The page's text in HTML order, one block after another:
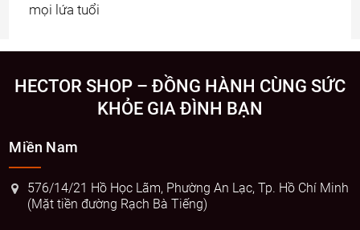
mọi lứa tuổi
HECTOR SHOP – ĐỒNG HÀNH CÙNG SỨC
KHỎE GIA ĐÌNH BẠN
Miền Nam
576/14/21 Hồ Học Lãm, Phường An Lạc, Tp. Hồ Chí Minh
(Mặt tiền đường Rạch Bà Tiếng)